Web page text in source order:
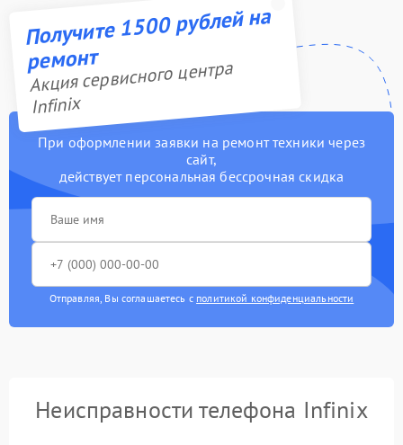
Получите 1500 рублей на
ремонт
Акция сервисного центра
Infinix
При оформлении заявки на ремонт техники через
сайт,
действует персональная бессрочная скидка
Отправляя, Вы соглашаетесь с политикой конфиденциальности
Неисправности телефона Infinix